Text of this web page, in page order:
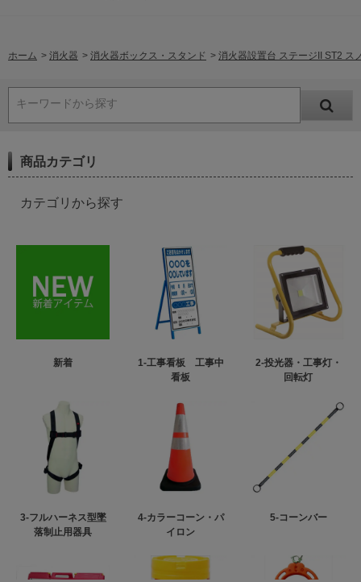
ホーム > 消火器 > 消火器ボックス・スタンド > 消火器設置台 ステージII ST2 ス
キーワードから探す
商品カテゴリ
カテゴリから探す
新着
1-工事看板 工事中
看板
2-投光器・工事灯・
回転灯
3-フルハーネス型墜
落制止用器具
4-カラーコーン・パ
イロン
5-コーンバー